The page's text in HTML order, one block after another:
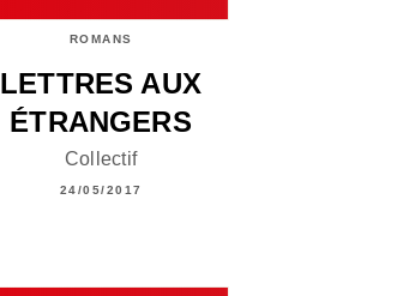
ROMANS
LETTRES AUX
ÉTRANGERS
Collectif
24/05/2017